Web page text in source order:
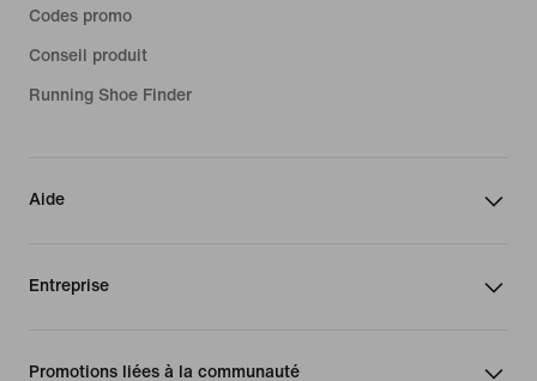
Codes promo
Conseil produit
Running Shoe Finder
Aide
Entreprise
Promotions liées à la communauté